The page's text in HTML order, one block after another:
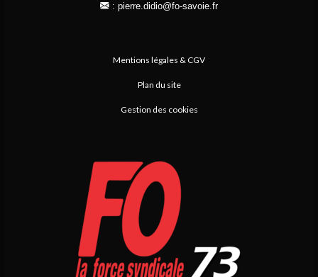
: pierre.didio@fo-savoie.fr
Mentions légales & CGV
Plan du site
Gestion des cookies